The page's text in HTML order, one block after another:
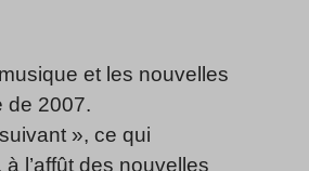
et les nouvelles
de 2007.
», ce qui
l’affût des nouvelles